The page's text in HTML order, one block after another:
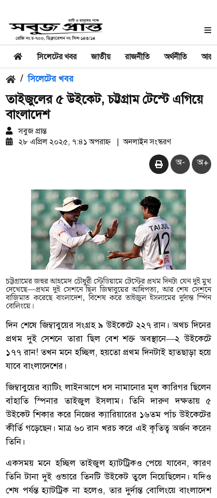
সিলেটের খবর জাতীয় রাজনীতি অর্থনীতি
/ সিলেটের খবর
তাইজুলের ৫ উইকেট, চট্টগ্রাম টেস্টে এগিয়ে
বাংলাদেশ
সবুজ প্রান্ত
২৮ এপ্রিল ২০২৫, ৭:৪১ অপরাহ্ন
অনলাইন সংস্করণ
অ- অ+
চট্টগ্রামের জহুর আহমেদ চৌধুরী স্টেডিয়ামে টেস্টের প্রথম দিনটা যেন দুই মুখ
দেখেছে—প্রথম দুই সেশনে ছিল জিম্বাবুয়ের আধিপত্য, আর শেষ সেশনে
বাজিমাত করেছে বাংলাদেশ, বিশেষ করে তাইজুল ইসলামের দুর্দান্ত স্পিন
বোলিংয়ে।
দিন শেষে জিম্বাবুয়ের সংগ্রহ ৯ উইকেটে ২২৭ রান। অথচ দিনের
প্রথম দুই সেশনে তারা ছিল বেশ শক্ত অবস্থানে—২ উইকেটে
১৭৭ রান! তখন মনে হচ্ছিল, হয়তো প্রথম দিনটাই হাতছাড়া হয়ে
যাবে বাংলাদেশের।
জিম্বাবুয়ের ব্যাটিং লাইনআপে ধস নামানোর মূল কারিগর ছিলেন
বাঁহাতি স্পিনার তাইজুল ইসলাম। তিনি দারুণ দক্ষতায় ৫
উইকেট শিকার করে নিজের ক্যারিয়ারের ১৬তম পাঁচ উইকেটের
কীর্তি গড়েছেন। মাত্র ৬০ রান খরচ করে এই কৃতিত্ব অর্জন করেন
তিনি।
একসময় মনে হচ্ছিল তাইজুল হ্যাটট্রিকও পেয়ে যাবেন, কারণ
তিনি টানা দুই ওভারে তিনটি উইকেট তুলে নিয়েছিলেন। যদিও
শেষ পর্যন্ত হ্যাটট্রিক না হলেও, তার দুর্দান্ত বোলিংয়ে বাংলাদেশ